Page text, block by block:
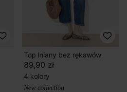
Top lniany bez rękawów
89,90 zł
4 kolory
New collection